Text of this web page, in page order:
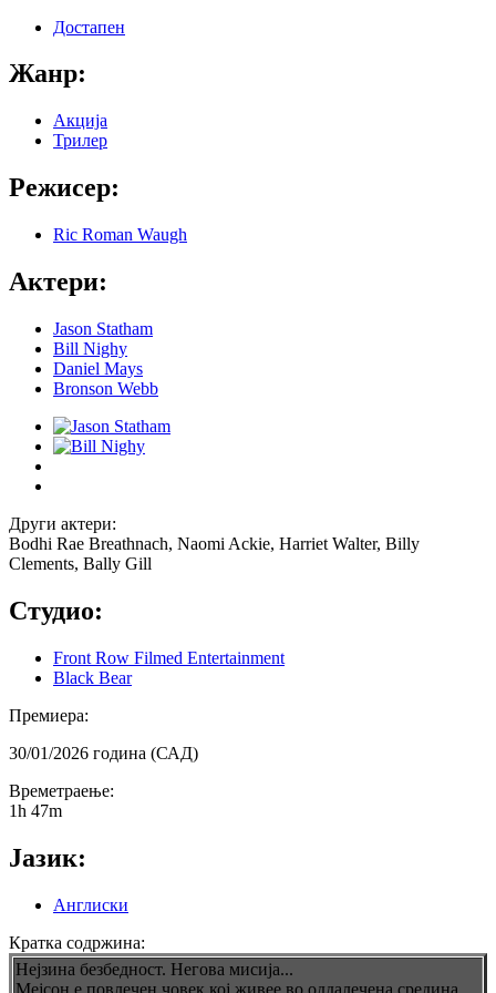
Достапен
Жанр:
Акција
Трилер
Режисер:
Ric Roman Waugh
Актери:
Jason Statham
Bill Nighy
Daniel Mays
Bronson Webb
Други актери:
Bodhi Rae Breathnach, Naomi Ackie, Harriet Walter, Billy
Clements, Bally Gill
Студио:
Front Row Filmed Entertainment
Black Bear
Премиера:
30/01/2026 година (САД)
Времетраење:
1h 47m
Јазик:
Англиски
Кратка содржина:
Нејзина безбедност. Негова мисија...
Мејсон е повлечен човек кој живее во оддалечена средина